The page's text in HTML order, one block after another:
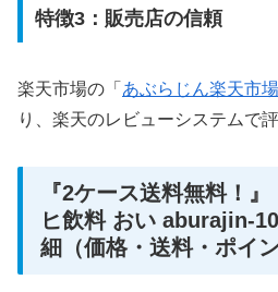
特徴3：販売店の信頼
楽天市場の「 あぶらじん楽天市
り、楽天のレビューシステムで
『2ケース送料無料！
ヒ飲料 おい aburajin-
細（価格・送料・ポイン